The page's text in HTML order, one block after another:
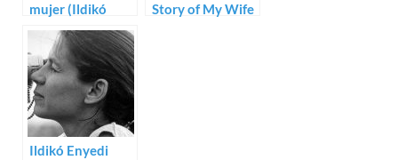
mujer (Ildikó
Enyedi)
Story of My Wife
Ildikó Enyedi